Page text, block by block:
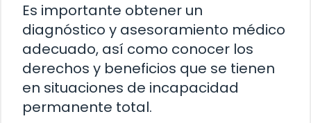
Es importante obtener un
diagnóstico y asesoramiento médico
adecuado, así como conocer los
derechos y beneficios que se tienen
en situaciones de incapacidad
permanente total.